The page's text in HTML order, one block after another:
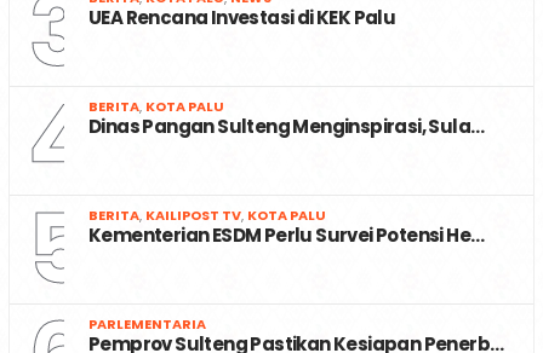
3 UEA Rencana Investasi di KEK Palu
4 BERITA, KOTA PALU
Dinas Pangan Sulteng Menginspirasi, Sula…
5 BERITA, KAILIPOST TV, KOTA PALU
Kementerian ESDM Perlu Survei Potensi He…
PARLEMENTARIA
Pemprov Sulteng Pastikan Kesiapan Penerb…